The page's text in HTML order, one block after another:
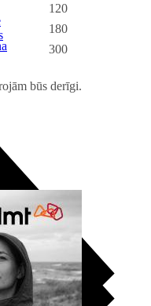
120
180
300
būs derīgi.